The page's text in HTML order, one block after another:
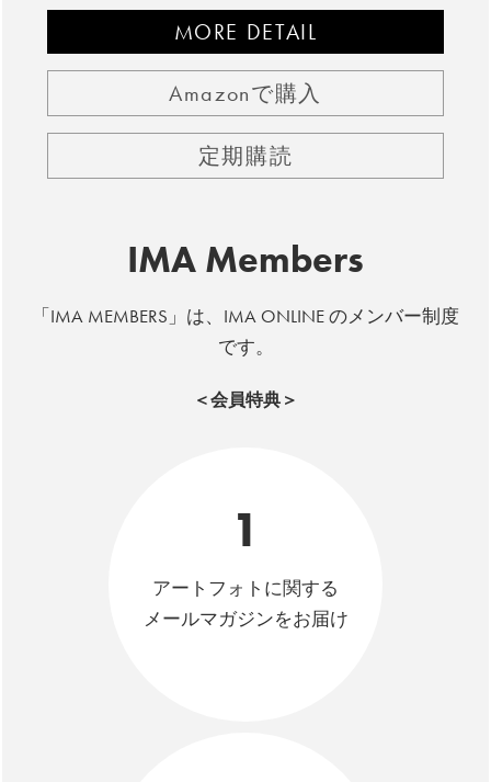
MORE DETAIL
Amazonで購入
定期購読
IMA Members
「IMA MEMBERS」は、IMA ONLINE のメンバー制度
です。
＜会員特典＞
1
アートフォトに関する
メールマガジンをお届け